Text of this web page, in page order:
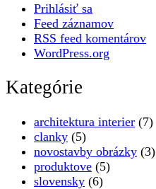
Prihlásiť sa
Feed záznamov
RSS feed komentárov
WordPress.org
Kategórie
architektura interier (7)
clanky (5)
novostavby obrázky (3)
produktove (5)
slovensky (6)